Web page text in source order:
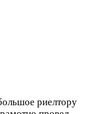
риелтору